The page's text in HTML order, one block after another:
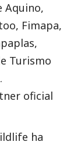
Aquino,
Fimapa,
Turismo
oficial
ha